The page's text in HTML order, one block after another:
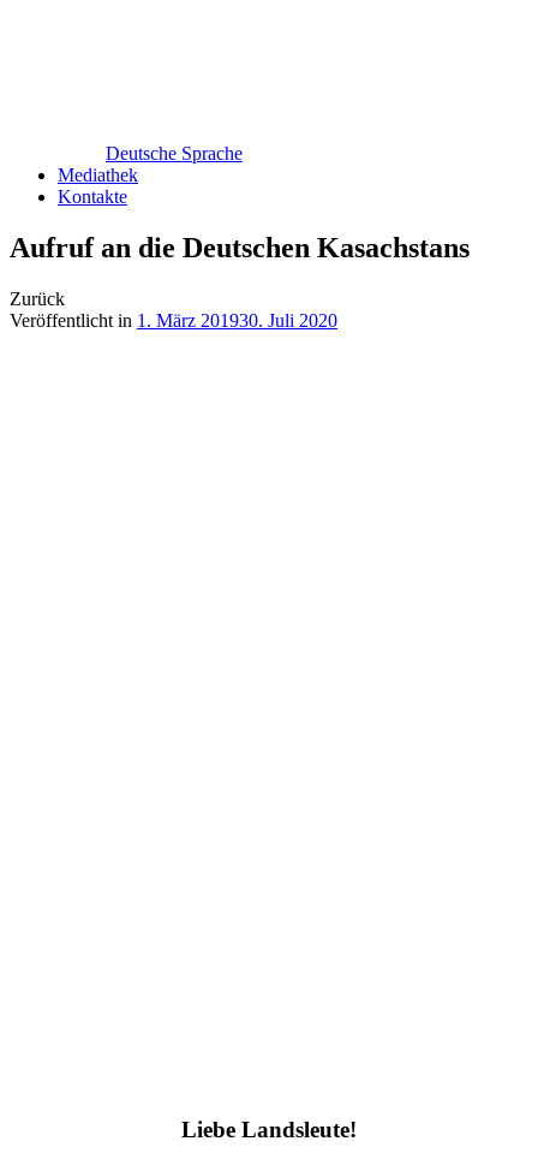
Deutsche Sprache
Mediathek
Kontakte
Aufruf an die Deutschen Kasachstans
Zurück
Veröffentlicht in 1. März 201930. Juli 2020
Liebe Landsleute!